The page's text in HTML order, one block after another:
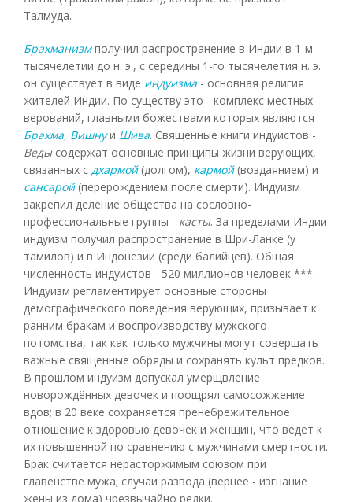
Талмуда.
Брахманизмполучил распространение в Индии в 1-м
тысячелетии до н. э., с середины 1-го тысячелетия н. э.
он существует в виде индуизма - основная религия
жителей Индии. По существу это - комплекс местных
верований, главными божествами которых являются
Брахма, Вишнуи Шива. Священные книги индуистов -
Ведысодержат основные принципы жизни верующих,
связанных с дхармой(долгом), кармой(воздаянием) и
сансарой(перерождением после смерти). Индуизм
закрепил деление общества на сословно-
профессиональные группы - касты. За пределами Индии
индуизм получил распространение в Шри-Ланке (у
тамилов) и в Индонезии (среди балийцев). Общая
численность индуистов - 520 миллионов человек ***.
Индуизм регламентирует основные стороны
демографического поведения верующих, призывает к
ранним бракам и воспроизводству мужского
потомства, так как только мужчины могут совершать
важные священные обряды и сохранять культ предков.
В прошлом индуизм допускал умерщвление
новорождённых девочек и поощрял самосожжение
вдов; в 20 веке сохраняется пренебрежительное
отношение к здоровью девочек и женщин, что ведёт к
их повышенной по сравнению с мужчинами смертности.
Брак считается нерасторжимым союзом при
главенстве мужа; случаи развода (вернее - изгнание
жены из дома) чрезвычайно редки.